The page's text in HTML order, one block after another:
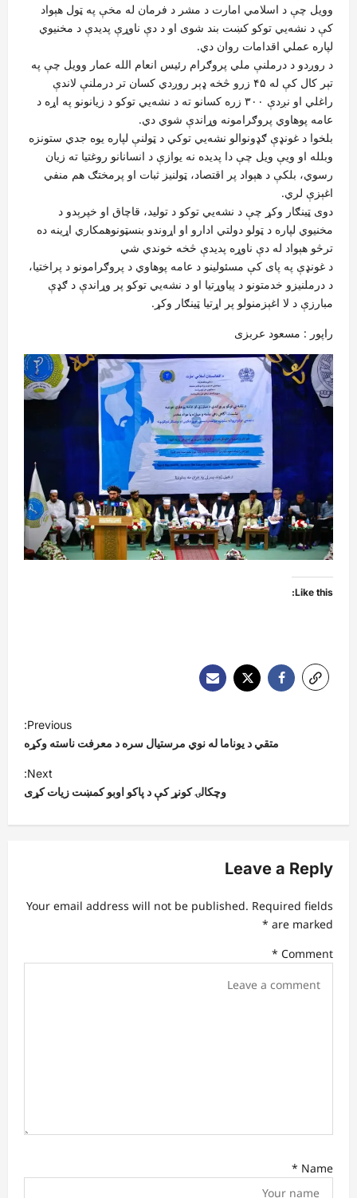
وویل چې د اسلامي امارت د مشر د فرمان له مخې په ټول هېواد
کې د نشه‌یي توکو کښت بند شوی او د دې ناوړې پدیدې د مخنیوي
لپاره عملي اقدامات روان دي.
د روږدو د درملنې ملي پروګرام رئیس انعام الله عمار وویل چې په
تېر کال کې له ۴۵ زرو څخه ډېر روږدي کسان تر درملنې لاندې
راغلي او نږدې ۳۰۰ زره کسانو ته د نشه‌یي توکو د زیانونو په اړه د
عامه پوهاوي پروګرامونه وړاندې شوي دي.
بلخوا د غونډې ګډونوالو نشه‌یي توکي د ټولنې لپاره یوه جدي ستونزه
وبلله او ویې ویل چې دا پدیده نه یوازې د انسانانو روغتیا ته زیان
رسوي، بلکې د هېواد پر اقتصاد، ټولنیز ثبات او پرمختګ هم منفي
اغېزې لري.
دوی ټینګار وکړ چې د نشه‌یي توکو د تولید، قاچاق او خپرېدو د
مخنیوي لپاره د ټولو دولتي ادارو او اړوندو بنسټونوهمکاري اړینه ده
ترڅو هېواد له دې ناوړه پدیدې څخه خوندي شي
د غونډې په پای کې مسئولینو د عامه پوهاوي د پروګرامونو د پراختیا،
د درملنیزو خدمتونو د پیاوړتیا او د نشه‌یي توکو پر وړاندې د ګډې
مبارزې د لا اغېزمنولو پر اړتیا ټینګار وکړ.
راپور : مسعود عربزی
Like this:
v
g
t
Previous:
متقي د یوناما له نوي مرستیال سره د معرفت ناسته وکړه
Next:
وچکالۍ کونړ کې د پاکو اوبو کمښت زیات کړی
Leave a Reply
Your email address will not be published. Required fields
are marked
*
Comment
*
Name
*